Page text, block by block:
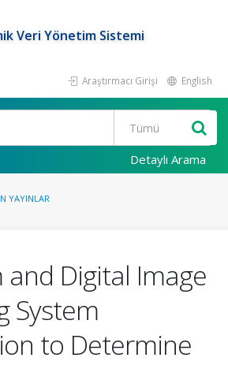
Veri Yönetim Sistemi
Araştırmacı Girişi English
Detaylı Arama
YAYINLAR
and Digital Image
System
to Determine